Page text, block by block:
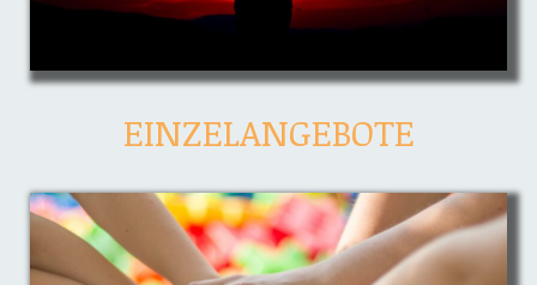
EINZELANGEBOTE